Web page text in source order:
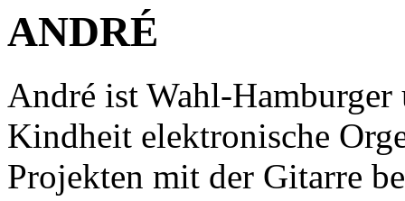
ANDRÉ
André ist Wahl-
Kindheit elektronische
Projekten mit der Gitarre